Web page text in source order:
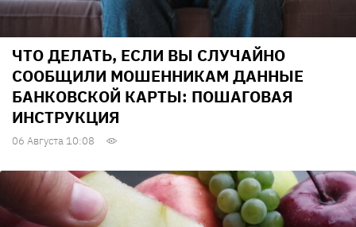
ЧТО ДЕЛАТЬ, ЕСЛИ ВЫ СЛУЧАЙНО
СООБЩИЛИ МОШЕННИКАМ ДАННЫЕ
БАНКОВСКОЙ КАРТЫ: ПОШАГОВАЯ
ИНСТРУКЦИЯ
06 Августа 10:08